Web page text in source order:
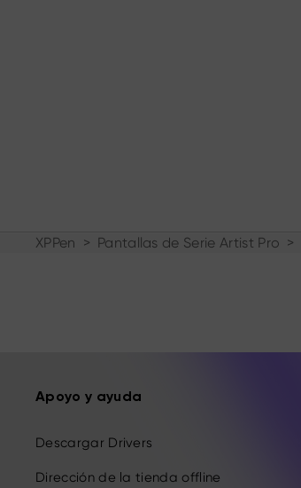
XPPen > Pantallas de Serie Artist Pro >
Apoyo y ayuda
Descargar Drivers
Dirección de la tienda offline